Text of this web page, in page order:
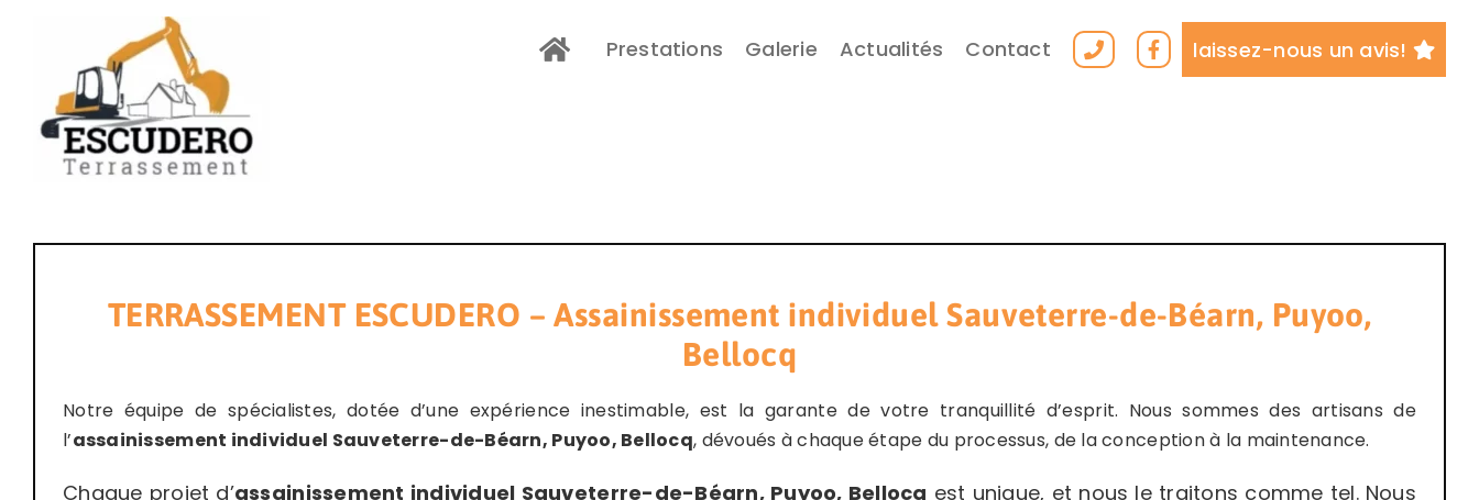
contenu
Prestations Galerie Actualités Contact laissez-nous un avis!
TERRASSEMENT ESCUDERO – Assainissement individuel Sauveterre-de-Béarn, Puyoo,
Bellocq
Notre équipe de spécialistes, dotée d’une expérience inestimable, est la garante de votre tranquillité d’esprit. Nous sommes des artisans de
l’assainissement individuel Sauveterre-de-Béarn, Puyoo, Bellocq, dévoués à chaque étape du processus, de la conception à la maintenance.
Chaque projet d’assainissement individuel Sauveterre-de-Béarn, Puyoo, Bellocq est unique, et nous le traitons comme tel. Nous